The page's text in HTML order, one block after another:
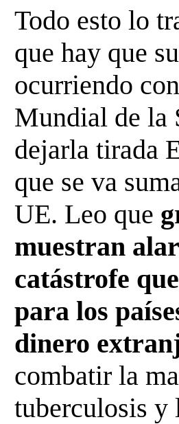
Todo esto lo
que hay que
ocurriendo
Mundial de la
dejarla tirada
que se va
UE. Leo que
muestran
catástrofe
para los
dinero
combatir la
tuberculosis y